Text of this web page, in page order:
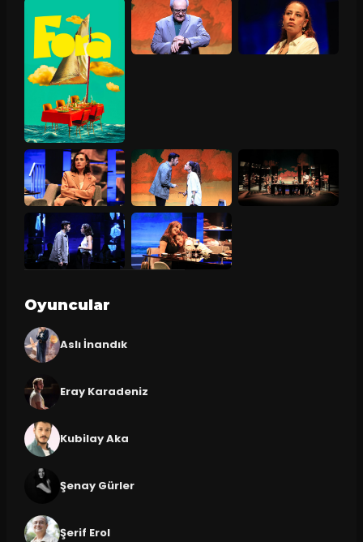
Oyuncular
Aslı İnandık
Eray Karadeniz
Kubilay Aka
Şenay Gürler
Şerif Erol